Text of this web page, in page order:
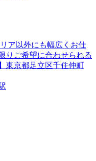
ア以外にも幅広くお仕
りご希望に合わせられる
東京都足立区千住仲町